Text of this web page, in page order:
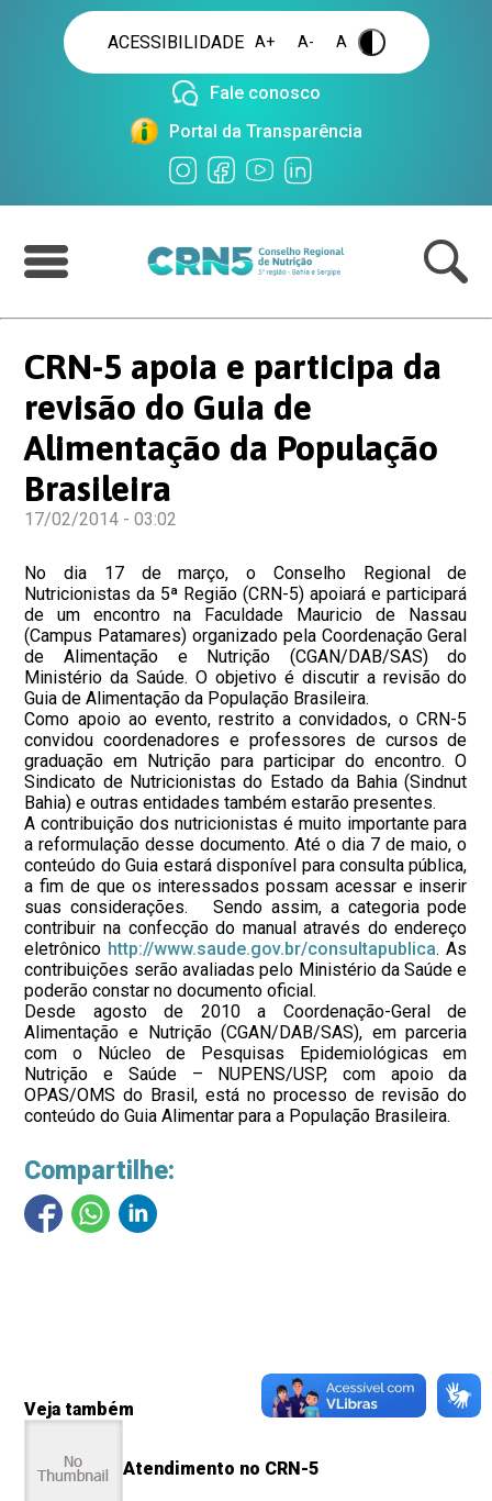
ACESSIBILIDADE A+ A- A .
Fale conosco
Portal da Transparência
CRN-5 apoia e participa da
revisão do Guia de
Alimentação da População
Brasileira
17/02/2014 - 03:02
No dia 17 de março, o Conselho Regional de
Nutricionistas da 5ª Região (CRN-5) apoiará e participará
de um encontro na Faculdade Mauricio de Nassau
(Campus Patamares) organizado pela Coordenação Geral
de Alimentação e Nutrição (CGAN/DAB/SAS) do
Ministério da Saúde. O objetivo é discutir a revisão do
Guia de Alimentação da População Brasileira.
Como apoio ao evento, restrito a convidados, o CRN-5
convidou coordenadores e professores de cursos de
graduação em Nutrição para participar do encontro. O
Sindicato de Nutricionistas do Estado da Bahia (Sindnut
Bahia) e outras entidades também estarão presentes.
A contribuição dos nutricionistas é muito importante para
a reformulação desse documento. Até o dia 7 de maio, o
conteúdo do Guia estará disponível para consulta pública,
a fim de que os interessados possam acessar e inserir
suas considerações. Sendo assim, a categoria pode
contribuir na confecção do manual através do endereço
eletrônico http://www.saude.gov.br/consultapublica. As
contribuições serão avaliadas pelo Ministério da Saúde e
poderão constar no documento oficial.
Desde agosto de 2010 a Coordenação-Geral de
Alimentação e Nutrição (CGAN/DAB/SAS), em parceria
com o Núcleo de Pesquisas Epidemiológicas em
Nutrição e Saúde – NUPENS/USP, com apoio da
OPAS/OMS do Brasil, está no processo de revisão do
conteúdo do Guia Alimentar para a População Brasileira.
Compartilhe:
Veja também
Atendimento no CRN-5